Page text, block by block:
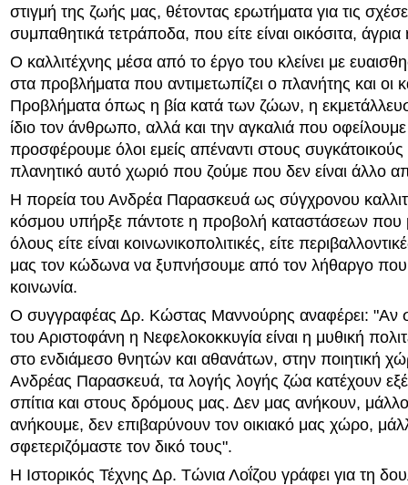
στιγμή της ζωής μας, θέτοντας ερωτήματα για τις
συμπαθητικά τετράποδα, που είτε είναι οικόσιτα,
Ο καλλιτέχνης μέσα από το έργο του κλείνει με
στα προβλήματα που αντιμετωπίζει ο πλανήτης και οι
Προβλήματα όπως η βία κατά των ζώων, η
ίδιο τον άνθρωπο, αλλά και την αγκαλιά που
προσφέρουμε όλοι εμείς απέναντι στους
πλανητικό αυτό χωριό που ζούμε που δεν είναι άλλο
Η πορεία του Ανδρέα Παρασκευά ως σύγχρονου
κόσμου υπήρξε πάντοτε η προβολή καταστάσεων
όλους είτε είναι κοινωνικοπολιτικές, είτε
μας τον κώδωνα να ξυπνήσουμε από τον λήθαργο
κοινωνία.
Ο συγγραφέας Δρ. Κώστας Μαννούρης αναφέρει: "Αν
του Αριστοφάνη η Νεφελοκοκκυγία είναι η μυθική
στο ενδιάμεσο θνητών και αθανάτων, στην ποιητική
Ανδρέας Παρασκευά, τα λογής λογής ζώα κατέχουν
σπίτια και στους δρόμους μας. Δεν μας ανήκουν,
ανήκουμε, δεν επιβαρύνουν τον οικιακό μας χώρο,
σφετεριζόμαστε τον δικό τους".
Η Ιστορικός Τέχνης Δρ. Τώνια Λοΐζου γράφει για τη